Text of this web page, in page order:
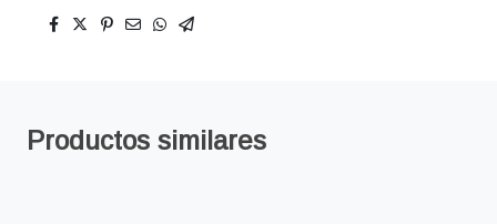
Productos similares